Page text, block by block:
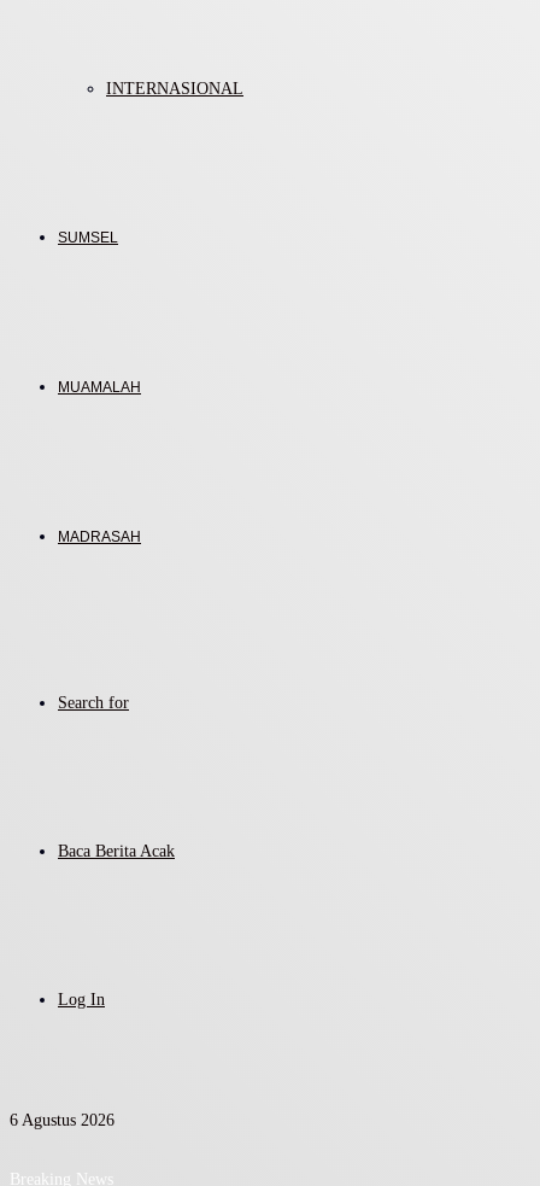
INTERNASIONAL
SUMSEL
MUAMALAH
MADRASAH
Search for
Baca Berita Acak
Log In
6 Agustus 2026
Breaking News